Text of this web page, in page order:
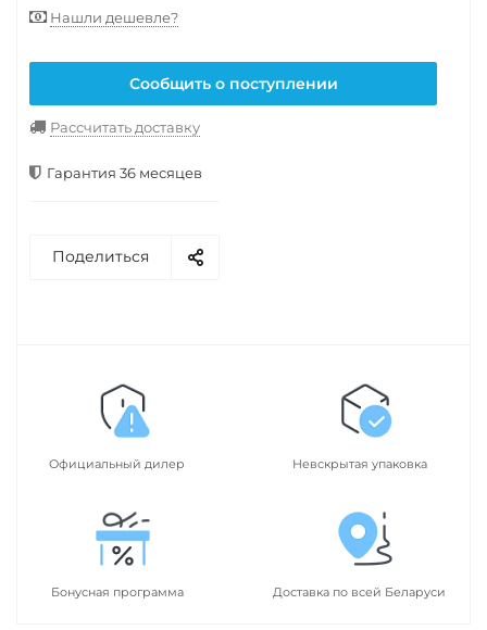
Нашли дешевле?
Сообщить о поступлении
Рассчитать доставку
Гарантия 36 месяцев
Поделиться
Официальный дилер Невскрытая упаковка
Бонусная программа Доставка по всей Беларуси